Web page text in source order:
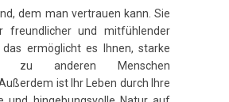
dem man vertrauen kann. Sie
freundlicher und mitfühlender
das ermöglicht es Ihnen, starke
zu anderen Menschen
ist Ihr Leben durch Ihre